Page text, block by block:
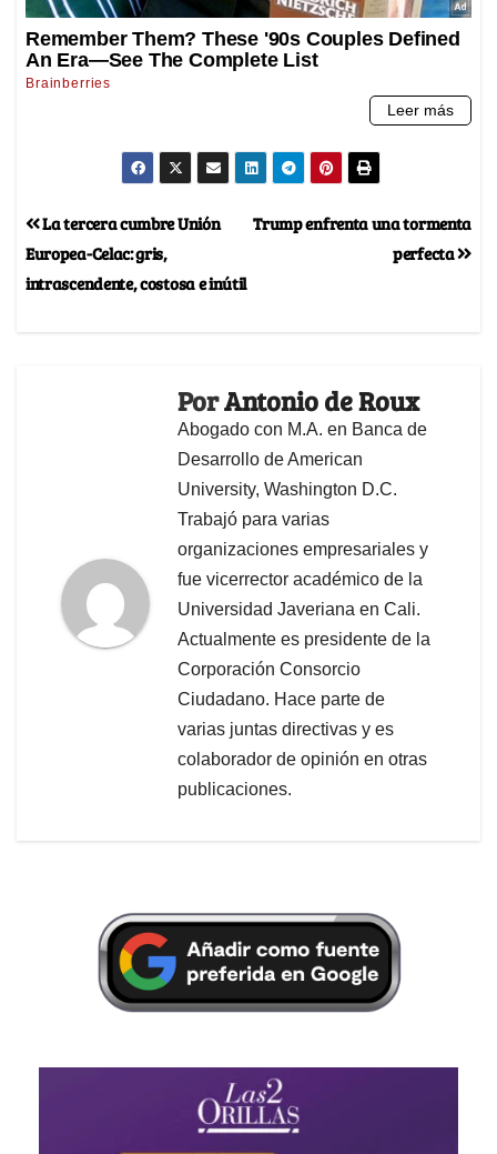
Trump enfrenta una tormenta
perfecta
La tercera cumbre Unión
Europea-Celac: gris,
intrascendente, costosa e inútil
PorAntonio de Roux
Abogado con M.A. en Banca de
Desarrollo de American
University, Washington D.C.
Trabajó para varias
organizaciones empresariales y
fue vicerrector académico de la
Universidad Javeriana en Cali.
Actualmente es presidente de la
Corporación Consorcio
Ciudadano. Hace parte de
varias juntas directivas y es
colaborador de opinión en otras
publicaciones.